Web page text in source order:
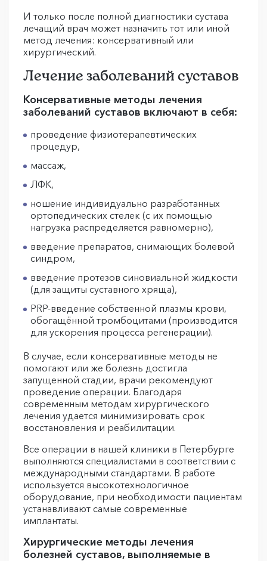
И только после полной диагностики сустава
лечащий врач может назначить тот или иной
метод лечения: консервативный или
хирургический.
Лечение заболеваний суставов
Консервативные методы лечения
заболеваний суставов включают в себя:
проведение физиотерапевтических
процедур,
массаж,
ЛФК,
ношение индивидуально разработанных
ортопедических стелек (с их помощью
нагрузка распределяется равномерно),
введение препаратов, снимающих болевой
синдром,
введение протезов синовиальной жидкости
(для защиты суставного хряща),
PRP-введение собственной плазмы крови,
обогащённой тромбоцитами (производится
для ускорения процесса регенерации).
В случае, если консервативные методы не
помогают или же болезнь достигла
запущенной стадии, врачи рекомендуют
проведение операции. Благодаря
современным методам хирургического
лечения удается минимизировать срок
восстановления и реабилитации.
Все операции в нашей клиники в Петербурге
выполняются специалистами в соответствии с
международными стандартами. В работе
используется высокотехнологичное
оборудование, при необходимости пациентам
устанавливают самые современные
имплантаты.
Хирургические методы лечения
болезней суставов, выполняемые в